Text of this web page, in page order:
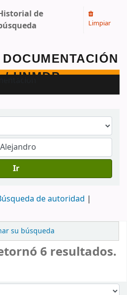
- FAUD - Unmdp -
de
Limpiar
Ir
de autoridad
su búsqueda
6 resultados.